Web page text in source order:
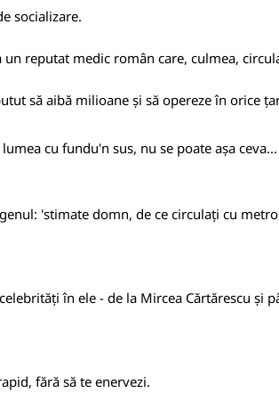
socializare.
reputat medic român care, culmea,
să aibă milioane și să opereze în orice
cu fundu'n sus, nu se poate așa
'stimate domn, de ce circulați cu
în ele - de la Mircea Cărtărescu și
fără să te enervezi.